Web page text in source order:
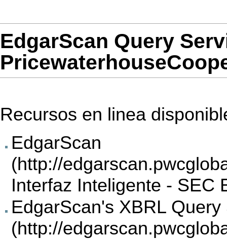
EdgarScan Query
Recursos en linea
EdgarScan
Interfaz Inteligente - SEC
EdgarScan's XBRL Query